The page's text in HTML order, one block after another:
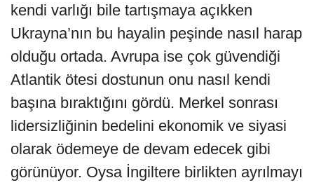
kendi varlığı bile tartışmaya açıkken
Ukrayna’nın bu hayalin peşinde nasıl harap
olduğu ortada. Avrupa ise çok güvendiği
Atlantik ötesi dostunun onu nasıl kendi
başına bıraktığını gördü. Merkel sonrası
lidersizliğinin bedelini ekonomik ve siyasi
olarak ödemeye de devam edecek gibi
görünüyor. Oysa İngiltere birlikten ayrılmayı